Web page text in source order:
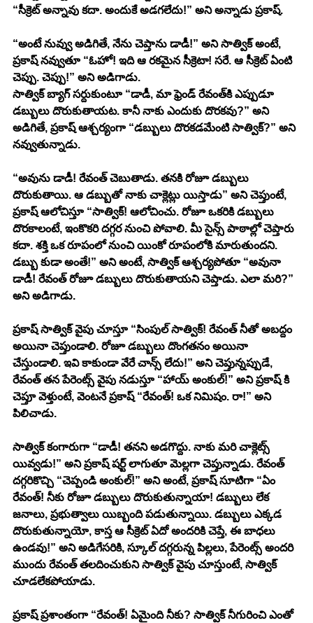
“సీక్రెట్ అన్నావు కదా. అందుకే అడగలేదు!” అని అన్నాడు ప్రకాష్.
“అంటే నువ్వు అడిగితే, నేను చెప్తాను డాడీ!” అని సాత్విక్ అంటే,
ప్రకాష్ నవ్వుతూ “ఓహో! ఇది ఆ రకమైన సీక్రెటా! సరే. ఆ సీక్రెట్ ఏంటి
చెప్పు. చెప్పు!” అని అడిగాడు.
సాత్విక్ బ్యాగ్ సర్దుకుంటూ “డాడీ, మా ఫ్రెండ్ రేవంత్‌కి ఎప్పుడూ
డబ్బులు దొరుకుతాయట. కానీ నాకు ఎందుకు దొరకవు?” అని
అడిగితే, ప్రకాష్ ఆశ్చర్యంగా “డబ్బులు దొరకడమేంటి సాత్విక్?” అని
నవ్వుతున్నాడు.
“అవును డాడీ! రేవంత్ చెబుతాడు. తనకి రోజూ డబ్బులు
దొరుకుతాయి. ఆ డబ్బుతో నాకు చాక్లెట్లు యిస్తాడు” అని చెప్తుంటే,
ప్రకాష్ ఆలోచిస్తూ “సాత్విక్! ఆలోచించు. రోజూ ఒకరికి డబ్బులు
దొరకాలంటే, ఇంకొకరి దగ్గర నుంచి పోవాలి. మీ సైన్స్ పాఠాల్లో చెప్తారు
కదా. శక్తి ఒక రూపంలో నుంచి యింకో రూపంలోకి మారుతుందని.
డబ్బు కుడా అంతే!” అని అంటే, సాత్విక్ ఆశ్చర్యపోతూ “అవునా
డాడీ! రేవంత్ రోజూ డబ్బులు దొరుకుతాయని చెప్తాడు. ఎలా మరి?”
అని అడిగాడు.
ప్రకాష్ సాత్విక్ వైపు చూస్తూ “సింపుల్ సాత్విక్! రేవంత్ నీతో అబద్దం
అయినా చెప్తుండాలి. రోజూ డబ్బులు దొంగతనం అయినా
చేస్తుండాలి. ఇవి కాకుండా వేరే చాన్స్ లేదు!” అని చెప్తున్నప్పుడే,
రేవంత్ తన పేరెంట్స్ వైపు నడుస్తూ “హాయ్ అంకుల్!” అని ప్రకాష్ కి
చెప్తూ వెళ్తుంటే, వెంటనే ప్రకాష్ “రేవంత్! ఒక నిమిషం. రా!” అని
పిలిచాడు.
సాత్విక్ కంగారుగా “డాడీ! తనని అడగొద్దు. నాకు మరి చాక్లెట్స్
యివ్వడు!” అని ప్రకాష్ షర్ట్ లాగుతూ మెల్లగా చెప్తున్నాడు. రేవంత్
దగ్గరికొచ్చి “చెప్పండి అంకుల్!” అని అంటే, ప్రకాష్ సూటిగా “ఏం
రేవంత్! నీకు రోజూ డబ్బులు దొరుకుతున్నాయా! డబ్బులు లేక
జనాలు, ప్రభుత్వాలు యిబ్బంది పడుతున్నాయి. డబ్బులు ఎక్కడ
దొరుకుతున్నాయో, కాస్త ఆ సీక్రెట్ ఏదో అందరికి చెప్తే, ఈ బాధలు
ఉండవు!” అని అడిగేసరికి, స్కూల్ దగ్గరున్న పిల్లలు, పేరెంట్స్ అందరి
ముందు రేవంత్ తలదించుకుని సాత్విక్ వైపు చూస్తుంటే, సాత్విక్
చూడలేకపోయాడు.
ప్రకాష్ ప్రశాంతంగా “రేవంత్! ఏమైంది నీకు? సాత్విక్ నీగురించి ఎంతో